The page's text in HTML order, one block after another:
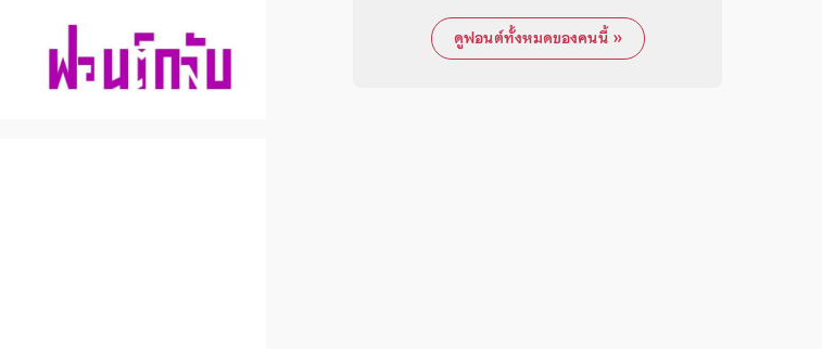
ดูฟอนต์ทั้งหมดของคนนี้ »